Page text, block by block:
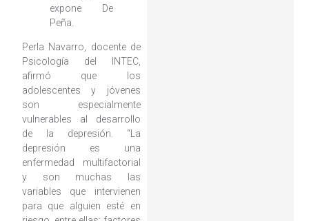
expone De
Peña.
Perla Navarro, docente de
Psicología del INTEC,
afirmó que los
adolescentes y jóvenes
son especialmente
vulnerables al desarrollo
de la depresión. “La
depresión es una
enfermedad multifactorial
y son muchas las
variables que intervienen
para que alguien esté en